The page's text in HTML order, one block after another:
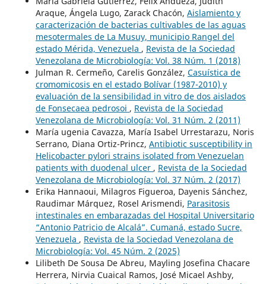
Araque, Ángela Lugo, Zarack Chacón, Aislamiento y
caracterización de bacterias cultivables de las aguas
mesotermales de La Musuy, municipio Rangel del
estado Mérida, Venezuela , Revista de la Sociedad
Venezolana de Microbiología: Vol. 38 Núm. 1 (2018)
Julman R. Cermeño, Carelis González, Casuística de
cromomicosis en el estado Bolívar (1987-2010) y
evaluación de la sensibilidad in vitro de dos aislados
de Fonsecaea pedrosoi , Revista de la Sociedad
Venezolana de Microbiología: Vol. 31 Núm. 2 (2011)
María ugenia Cavazza, María Isabel Urrestarazu, Noris
Serrano, Diana Ortiz-Princz, Antibiotic susceptibility in
Helicobacter pylori strains isolated from Venezuelan
patients with duodenal ulcer , Revista de la Sociedad
Venezolana de Microbiología: Vol. 37 Núm. 2 (2017)
Erika Hannaoui, Milagros Figueroa, Dayenis Sánchez,
Raudimar Márquez, Rosel Arismendi, Parasitosis
intestinales en embarazadas del Hospital Universitario
“Antonio Patricio de Alcalá”. Cumaná, estado Sucre,
Venezuela , Revista de la Sociedad Venezolana de
Microbiología: Vol. 45 Núm. 2 (2025)
Lilibeth De Sousa De Abreu, Mayling Josefina Chacare
Herrera, Nirvia Cuaical Ramos, José Micael Ashby,